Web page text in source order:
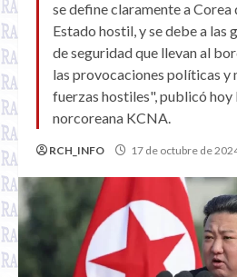
se define claramente a Corea
Estado hostil, y se debe a las
de seguridad que llevan al
las provocaciones políticas y
fuerzas hostiles", publicó hoy
norcoreana KCNA.
RCH_INFO 17 de octubre de